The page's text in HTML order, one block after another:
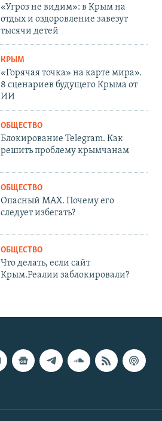
«Угроз не видим»: в Крым на
отдых и оздоровление завезут
тысячи детей
КРЫМ
«Горячая точка» на карте мира».
8 сценариев будущего Крыма от
ИИ
ОБЩЕСТВО
Блокирование Telegram. Как
решить проблему крымчанам
ОБЩЕСТВО
Опасный MAX. Почему его
следует избегать?
ОБЩЕСТВО
Что делать, если сайт
Крым.Реалии заблокировали?